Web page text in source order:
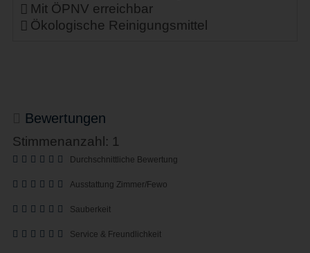
Mit ÖPNV erreichbar
Ökologische Reinigungsmittel
Bewertungen
Stimmenanzahl: 1
Durchschnittliche Bewertung
Ausstattung Zimmer/Fewo
Sauberkeit
Service & Freundlichkeit